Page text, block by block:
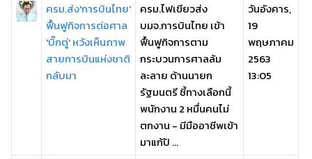
ครม.ส่ง'การบินไทย'
ฟื้นฟูกิจการต่อศาล
'บิ๊กตู่' หวังเห็นภาพ
สายการบินแห่งชาติ
กลับมา
ครม.ไฟเขียวส่ง
บมจ.การบินไทย เข้า
ฟื้นฟูกิจการตาม
กระบวนการศาลล้ม
ละลาย ด้านนายก
รัฐมนตรี ชี้ทางเลือกนี้
พนักงาน 2 หมื่นคนไม่
ตกงาน - มีมืออาชีพเข้า
มาแก้ปั ...
วันอังคาร,
19
พฤษภาคม
2563
13:05